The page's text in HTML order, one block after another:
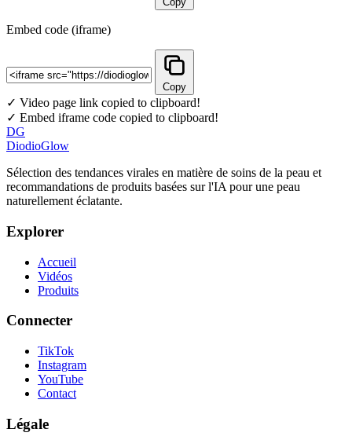
Embed code (iframe)
Copy
✓ Video page link copied to clipboard!
✓ Embed iframe code copied to clipboard!
DG
DiodioGlow
Sélection des tendances virales en matière de soins de la peau et
recommandations de produits basées sur l'IA pour une peau
naturellement éclatante.
Explorer
Accueil
Vidéos
Produits
Connecter
TikTok
Instagram
YouTube
Contact
Légale